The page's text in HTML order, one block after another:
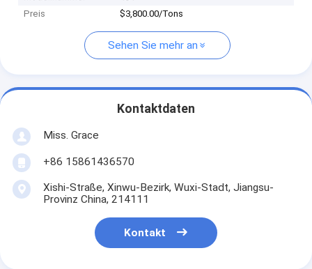
Preis
$3,800.00/Tons
Sehen Sie mehr an
Kontaktdaten
Miss. Grace
+86 15861436570
Xishi-Straße, Xinwu-Bezirk, Wuxi-Stadt, Jiangsu-
Provinz China, 214111
Kontakt